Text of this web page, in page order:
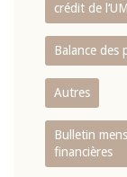
crédit de
Balance des
Autres
Bulletin
financières